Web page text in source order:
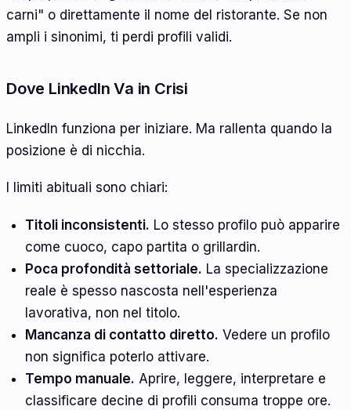
carni" o direttamente il nome del ristorante. Se non
ampli i sinonimi, ti perdi profili validi.
Dove LinkedIn Va in Crisi
LinkedIn funziona per iniziare. Ma rallenta quando la
posizione è di nicchia.
I limiti abituali sono chiari:
Titoli inconsistenti. Lo stesso profilo può apparire
come cuoco, capo partita o grillardin.
Poca profondità settoriale. La specializzazione
reale è spesso nascosta nell'esperienza
lavorativa, non nel titolo.
Mancanza di contatto diretto. Vedere un profilo
non significa poterlo attivare.
Tempo manuale. Aprire, leggere, interpretare e
classificare decine di profili consuma troppe ore.